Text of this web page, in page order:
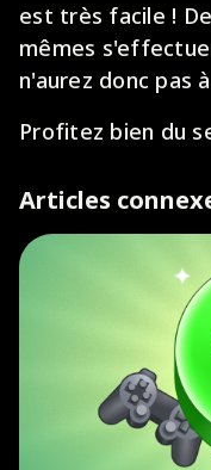
est très facile !
mêmes
n'aurez donc pas
Profitez bien du
Articles